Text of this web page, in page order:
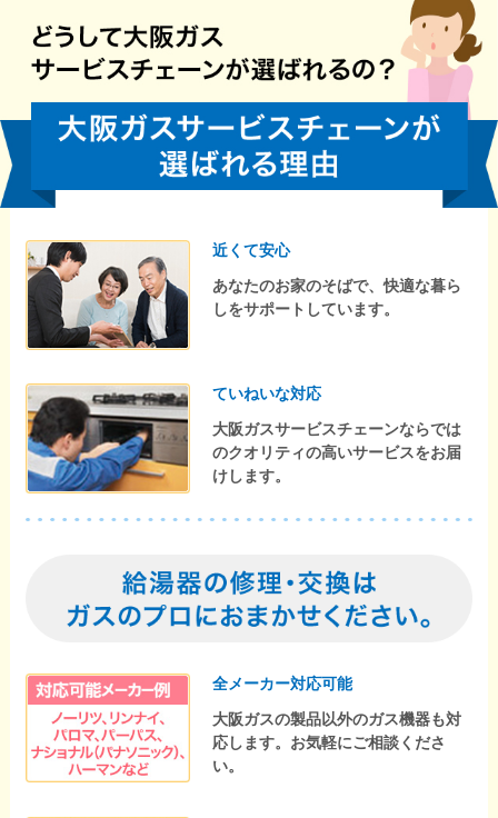
近くて安心
あなたのお家のそばで、快適な暮ら
しをサポートしています。
ていねいな対応
大阪ガスサービスチェーンならでは
のクオリティの高いサービスをお届
けします。
全メーカー対応可能
大阪ガスの製品以外のガス機器も対
応します。お気軽にご相談くださ
い。